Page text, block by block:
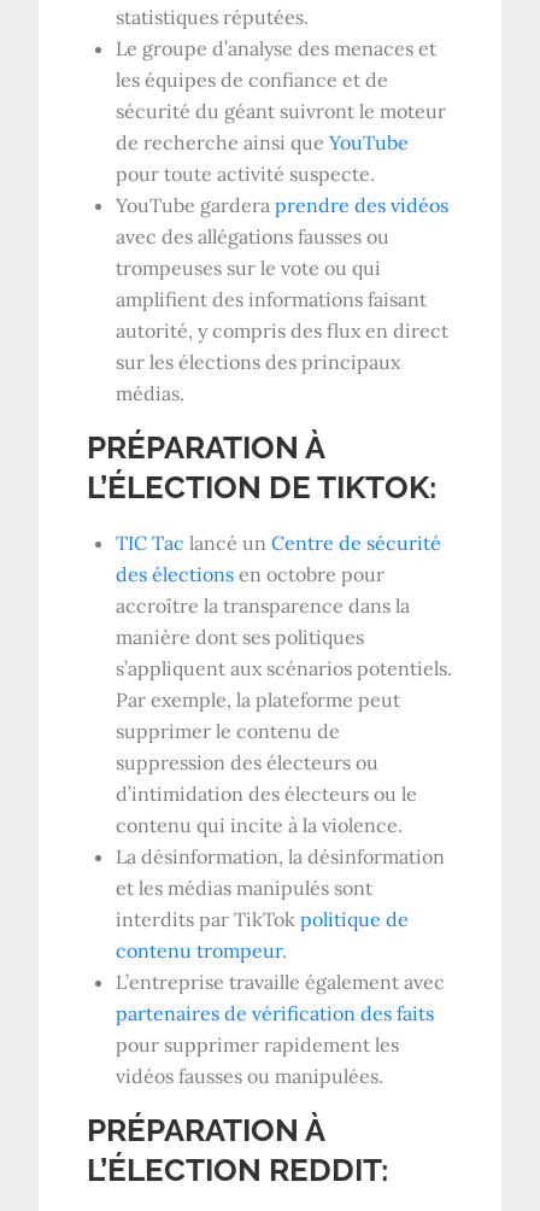
statistiques réputées.
Le groupe d’analyse des menaces et
les équipes de confiance et de
sécurité du géant suivront le moteur
de recherche ainsi queYouTube
pour toute activité suspecte.
YouTube gardera prendre des vidéos
avec des allégations fausses ou
trompeuses sur le vote ou qui
amplifient des informations faisant
autorité, y compris des flux en direct
sur les élections des principaux
médias.
PRÉPARATION À
L’ÉLECTION DE TIKTOK:
TIC Tac lancé unCentre de sécurité
des élections en octobre pour
accroître la transparence dans la
manière dont ses politiques
s’appliquent aux scénarios potentiels.
Par exemple, la plateforme peut
supprimer le contenu de
suppression des électeurs ou
d’intimidation des électeurs ou le
contenu qui incite à la violence.
La désinformation, la désinformation
et les médias manipulés sont
interdits par TikTokpolitique de
contenu trompeur.
L’entreprise travaille également avec
partenaires de vérification des faits
pour supprimer rapidement les
vidéos fausses ou manipulées.
PRÉPARATION À
L’ÉLECTION REDDIT: